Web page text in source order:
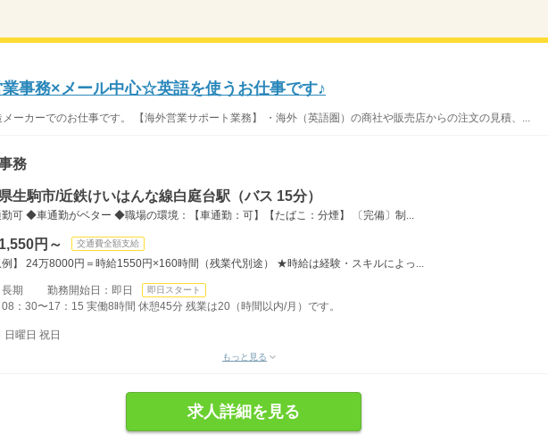
事務×メール中心☆英語を使うお仕事です♪
ーカーでのお仕事です。 【海外営業サポート業務】 ・海外（英語圏）の商社や販売店からの注文の見積、...
務
生駒市/近鉄けいはんな線白庭台駅（バス 15分）
可 ◆車通勤がベター ◆職場の環境：【車通勤：可】【たばこ：分煙】 〔完備〕制...
円～ 交通費全額支給
例】 24万8000円＝時給1550円×160時間（残業代別途） ★時給は経験・スキルによっ...
長期 勤務開始日：即日 即日スタート
：30〜17：15 実働8時間 休憩45分 残業は20（時間以内/月）です。
日曜日 祝日
もっと見る
求人詳細を見る